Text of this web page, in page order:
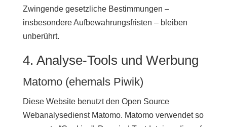
Zwingende gesetzliche Bestimmungen –
insbesondere Aufbewahrungsfristen – bleiben
unberührt.
4. Analyse-Tools und Werbung
Matomo (ehemals Piwik)
Diese Website benutzt den Open Source
Webanalysedienst Matomo. Matomo verwendet so